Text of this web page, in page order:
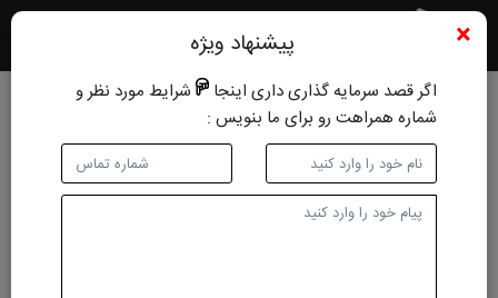
ثبت رایگان املاک
نوع آگهی
× پیشنهاد ویژه
اگر قصد سرمایه گذاری داری اینجا
شرایط مورد نظر و
شماره همراهت رو برای ما بنویس :